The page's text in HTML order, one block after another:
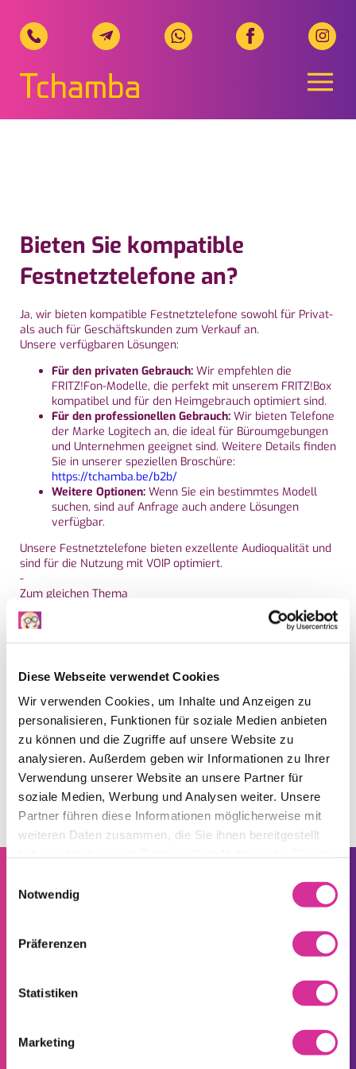
Diese Webseite verwendet Cookies
Wir verwenden Cookies, um Inhalte und Anzeigen zu
personalisieren, Funktionen für soziale Medien anbieten
zu können und die Zugriffe auf unsere Website zu
analysieren. Außerdem geben wir Informationen zu Ihrer
Verwendung unserer Website an unsere Partner für
soziale Medien, Werbung und Analysen weiter. Unsere
Partner führen diese Informationen möglicherweise mit
weiteren Daten zusammen, die Sie ihnen bereitgestellt
Notwendig
Präferenzen
Statistiken
Marketing
Tchamba Telecom, Ihr
Bieten Sie kompatible
Festnetztelefone an?
Ja, wir bieten kompatible Festnetztelefone sowohl für Privat-
als auch für Geschäftskunden zum Verkauf an.
Unsere verfügbaren Lösungen:
Für den privaten Gebrauch: Wir empfehlen die
FRITZ!Fon-Modelle, die perfekt mit unserem FRITZ!Box
kompatibel und für den Heimgebrauch optimiert sind.
Für den professionellen Gebrauch: Wir bieten Telefone
der Marke Logitech an, die ideal für Büroumgebungen
und Unternehmen geeignet sind. Weitere Details finden
Sie in unserer speziellen Broschüre:
https://tchamba.be/b2b/
Weitere Optionen: Wenn Sie ein bestimmtes Modell
suchen, sind auf Anfrage auch andere Lösungen
verfügbar.
Unsere Festnetztelefone bieten exzellente Audioqualität und
sind für die Nutzung mit VOIP optimiert.
-
Zum gleichen Thema
Haben Sie eine weitere Frage?
Wie richte ich eine professionelle Festnetztelefonleitung
ein?
Bieten Sie Festnetztelefonie-Abonnements an?
SeitenfussVERTROUWEN IS EEN